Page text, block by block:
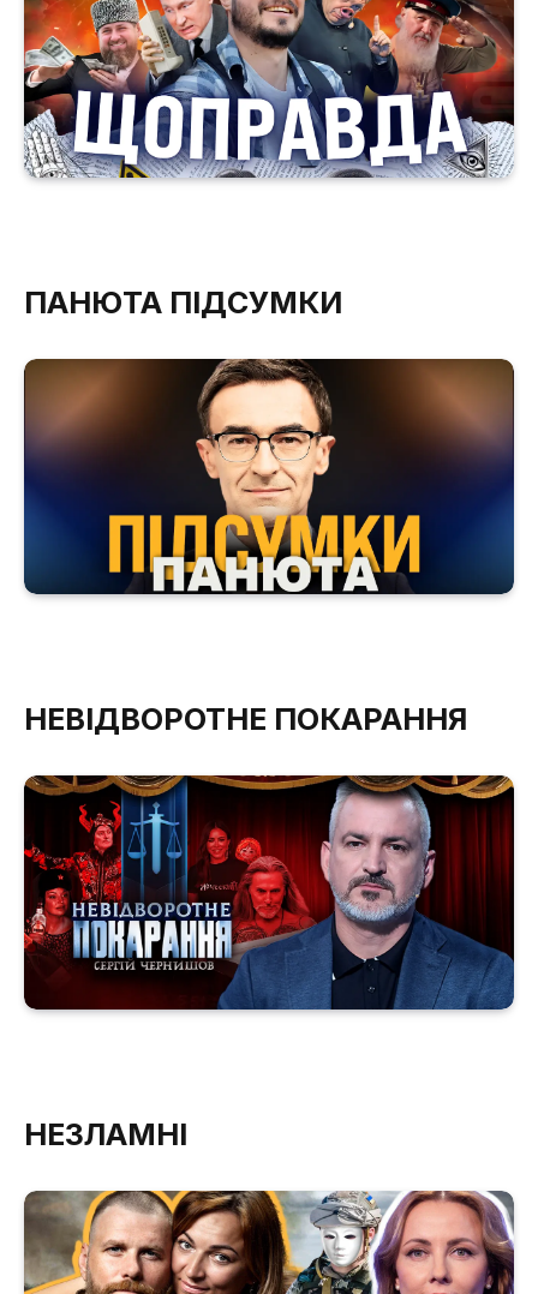
ПАНЮТА ПІДСУМКИ
НЕВІДВОРОТНЕ ПОКАРАННЯ
НЕЗЛАМНІ